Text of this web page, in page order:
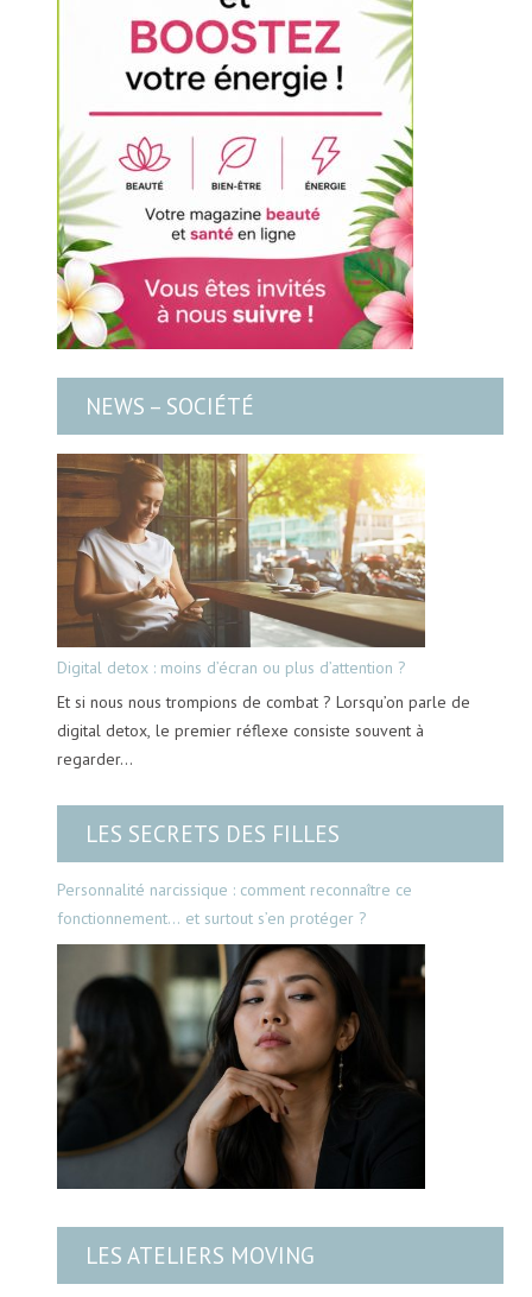
NEWS – SOCIÉTÉ
Digital detox : moins d’écran ou plus d’attention ?
Et si nous nous trompions de combat ? Lorsqu’on parle de
digital detox, le premier réflexe consiste souvent à
regarder…
LES SECRETS DES FILLES
Personnalité narcissique : comment reconnaître ce
fonctionnement… et surtout s’en protéger ?
LES ATELIERS MOVING